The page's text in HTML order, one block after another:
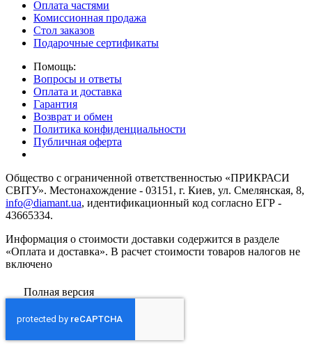
Оплата частями
Комиссионная продажа
Стол заказов
Подарочные сертификаты
Помощь:
Вопросы и ответы
Оплата и доставка
Гарантия
Возврат и обмен
Политика конфиденциальности
Публичная оферта
Общество с ограниченной ответственностью «ПРИКРАСИ
СВІТУ». Местонахождение - 03151, г. Киев, ул. Смелянская, 8,
info@diamant.ua, идентификационный код согласно ЕГР -
43665334.
Информация о стоимости доставки содержится в разделе
«Оплата и доставка». В расчет стоимости товаров налогов не
включено
Полная версия